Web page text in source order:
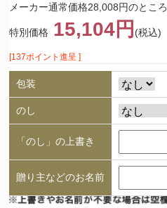
メーカー通常価格28,008円のところ
特別価格 15,104円 (税込)
[137ポイント進呈 ]
包装
のし
「のし」の上書き
贈り主などのお名前